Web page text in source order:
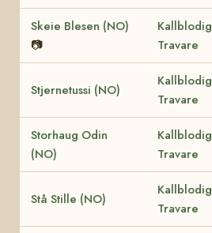
Skeie Blesen (NO)
📷
Kallblodig
Travare
Stjernetussi (NO)
Kallblodig
Travare
Storhaug Odin
(NO)
Kallblodig
Travare
Stå Stille (NO)
Kallblodig
Travare